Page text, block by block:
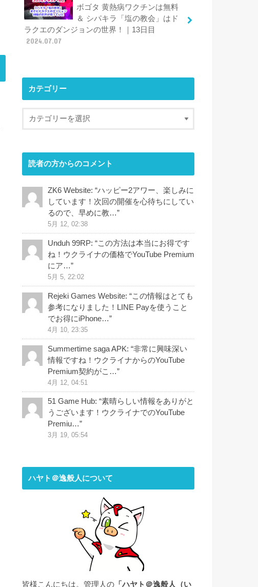
ボゴタ 黄熱病ワクチンは無料
＆ シパキラ「塩の教会」はド
ラクエのダンジョンの世界！｜13日目
2024.07.07
カテゴリー
読者の方からのコメント
ZK6 Website: “ハッピー2アワー、楽しみに
しています！次回の開催を心待ちにしてい
るので、早めに教…”
5月 12, 02:38
Unduh 99RP: “この方法は本当にお得です
ね！ウクライナの価格でYouTube Premium
にア…”
5月 5, 22:02
Rejeki Games Website: “この情報はとても
参考になりました！LINE Payを使うこと
でお得にiPhone…”
4月 10, 23:35
Summertime saga APK: “非常に興味深い
情報ですね！ウクライナからのYouTube
Premium契約がこ…”
4月 12, 04:51
51 Game Hub: “素晴らしい情報をありがと
うございます！ウクライナでのYouTube
Premiu…”
3月 19, 05:54
ハヤト＠逸般人について
皆様こんにちは。管理人の 「ハヤト＠逸般人（い